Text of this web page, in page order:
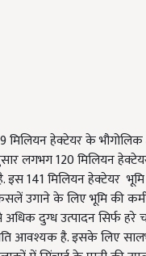
मिलियन हेक्टेयर के
लगभग 120 मिलियन
इस 141 मिलियन हेक्टेयर
उगाने के लिए भूमि की
दुग्ध उत्पादन सिर्फ हरे
आवश्यक है. इसके लिए